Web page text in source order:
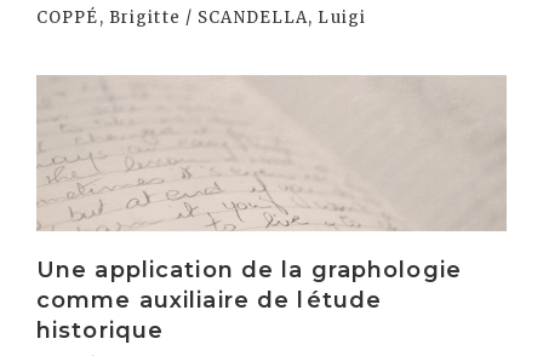
COPPÉ, Brigitte / SCANDELLA, Luigi
Une application de la graphologie
comme auxiliaire de létude
historique